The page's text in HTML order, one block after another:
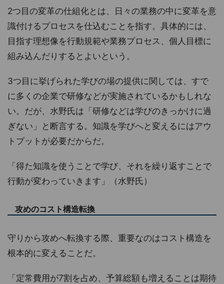
2つ目の変革の仕組化とは、日々の業務の中に変革を意
識付けるプロセスを仕込むことを指す。具体的には、
目指す理想像を行動規範や業務プロセス、個人目標に
組み込んだりするとよいという。
3つ目に挙げられた学びの場の提供に関しては、すで
に多くの企業で研修などが実施されているかもしれな
い。だが、水野氏は「研修などは学びのきっかけに過
ぎない」と断言する。知識を学びへと変えるにはアウ
トプットが必要だからだ。
「得た知識を使うことで学び、それを繰り返すことで
行動が変わっていきます」（水野氏）
攻めのコスト構造転換
守りから攻めへ転換する際、重要なのはコスト構造を
根本的に変えることだ。
「定常費用が7割を占め、予算総額も増えることは期待